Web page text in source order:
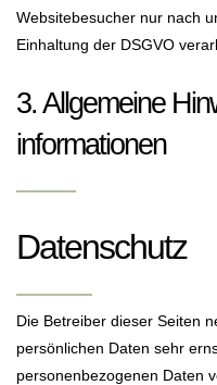
Websitebesucher nur nach
Einhaltung der DSGVO
3. Allgemeine
informationen
Datenschutz
Die Betreiber dieser Seiten
persönlichen Daten sehr
personenbezogenen Daten